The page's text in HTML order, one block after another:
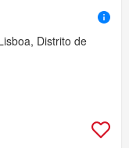
Distrito de